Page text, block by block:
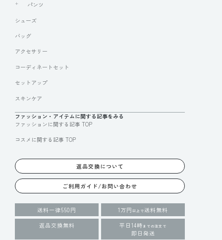
パンツ
シューズ
バッグ
アクセサリー
コーディネートセット
セットアップ
スキンケア
ファッション・アイテムに関する記事をみる
ファッションに関する記事 TOP
コスメに関する記事 TOP
返品交換について
ご利用ガイド/お問い合わせ
送料一律550円 1万円 以上で送料無料
返品交換無料
平日14時 までの注文で
即日発送